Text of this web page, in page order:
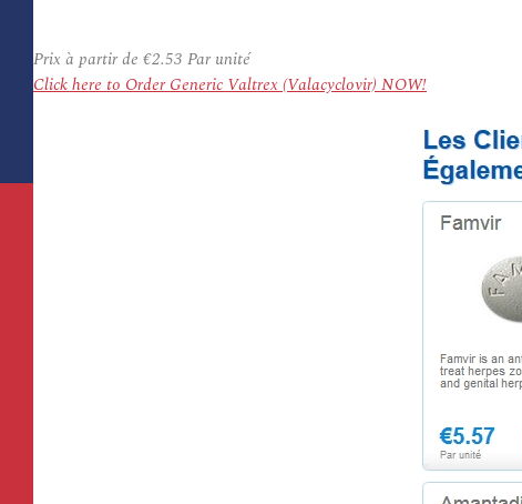
Prix à partir de €2.53 Par unité
Click here to Order Generic Valtrex (Valacyclovir) NOW!